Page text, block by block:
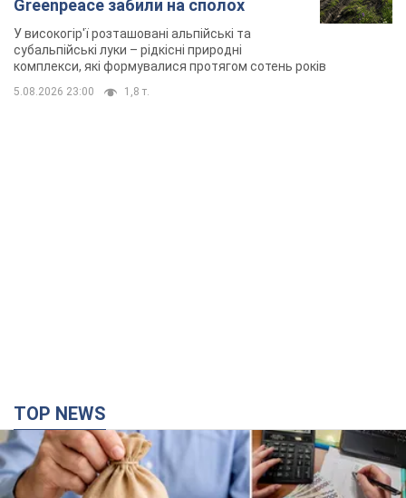
Greenpeace забили на сполох
У високогір'ї розташовані альпійські та
субальпійські луки – рідкісні природні
комплекси, які формувалися протягом сотень років
5.08.2026 23:00 1,8 т.
TOP NEWS